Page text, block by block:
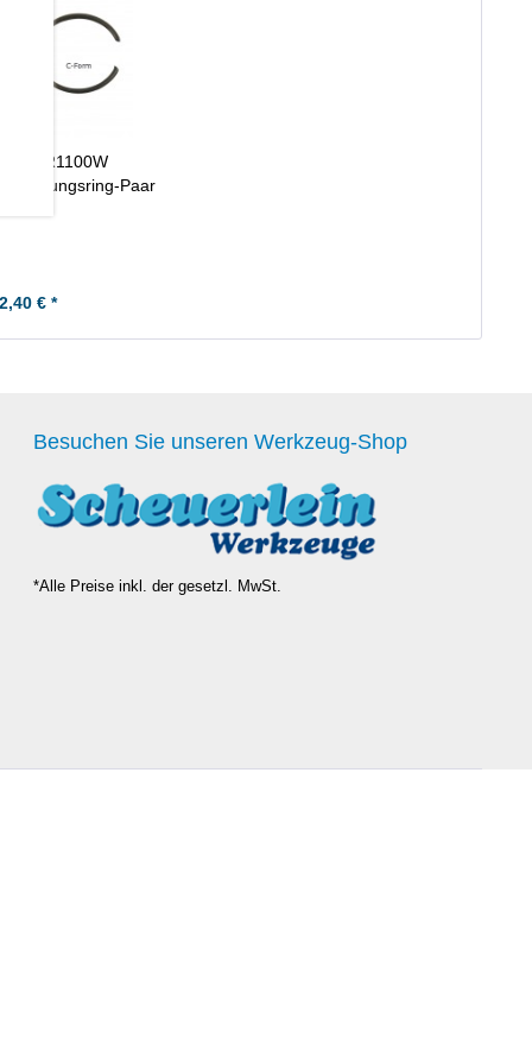
GSX-R1100W
Paar
2,40 € *
Besuchen Sie unseren Werkzeug-Shop
*Alle Preise inkl. der gesetzl. MwSt.